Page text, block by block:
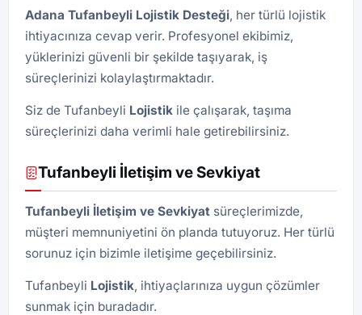
Adana Tufanbeyli Lojistik Desteği, her türlü lojistik
ihtiyacınıza cevap verir. Profesyonel ekibimiz,
yüklerinizi güvenli bir şekilde taşıyarak, iş
süreçlerinizi kolaylaştırmaktadır.
Siz de Tufanbeyli Lojistik ile çalışarak, taşıma
süreçlerinizi daha verimli hale getirebilirsiniz.
Tufanbeyli İletişim ve Sevkiyat
Tufanbeyli İletişim ve Sevkiyat süreçlerimizde,
müşteri memnuniyetini ön planda tutuyoruz. Her türlü
sorunuz için bizimle iletişime geçebilirsiniz.
Tufanbeyli Lojistik, ihtiyaçlarınıza uygun çözümler
sunmak için buradadır.